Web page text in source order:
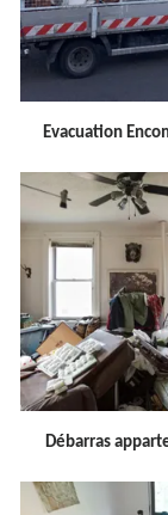
Evacuation
Débarras